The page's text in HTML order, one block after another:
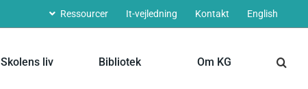
Ressourcer It-vejledning Kontakt English
Skolens liv Bibliotek Om KG